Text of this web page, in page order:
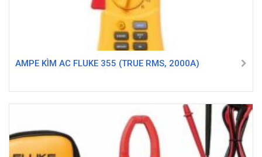
AMPE KÌM AC FLUKE 355 (TRUE RMS, 2000A)